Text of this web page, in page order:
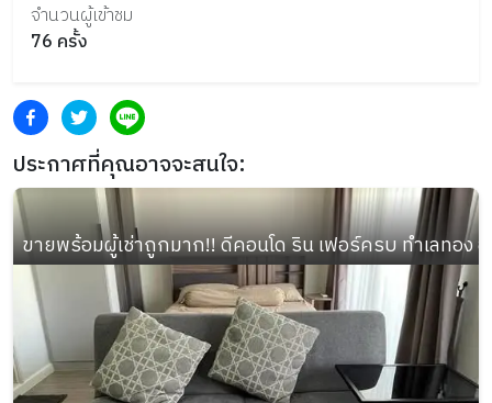
จำนวนผู้เข้าชม
76 ครั้ง
ประกาศที่คุณอาจจะสนใจ:
ขายพร้อมผู้เช่าถูกมาก!! ดีคอนโด ริน เฟอร์ครบ ทำเลทอง อ.